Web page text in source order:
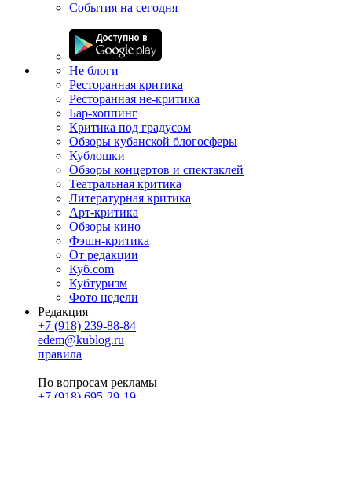
События на сегодня
Не блоги
Ресторанная критика
Ресторанная не-критика
Бар-хоппинг
Критика под градусом
Обзоры кубанской блогосферы
Кублошки
Обзоры концертов и спектаклей
Театральная критика
Литературная критика
Арт-критика
Обзоры кино
Фэшн-критика
От редакции
Куб.com
Кубтуризм
Фото недели
Редакция
+7 (918) 239-88-84
edem@kublog.ru
правила
По вопросам рекламы
+7 (918) 695-29-19